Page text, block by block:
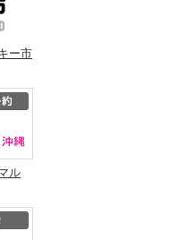
ー市
ル